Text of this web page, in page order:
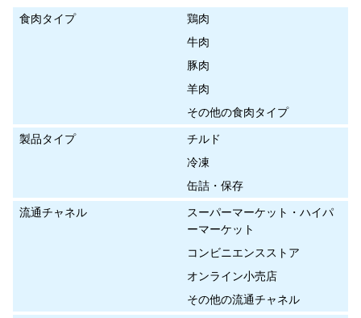
食肉タイプ
鶏肉
牛肉
豚肉
羊肉
その他の食肉タイプ
製品タイプ
チルド
冷凍
缶詰・保存
流通チャネル
スーパーマーケット・ハイパ
ーマーケット
コンビニエンスストア
オンライン小売店
その他の流通チャネル